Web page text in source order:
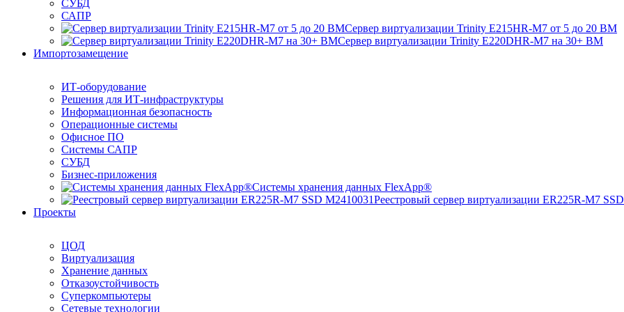
СУБД
САПР
Сервер виртуализации Trinity E215HR-M7 от 5 до 20 ВМ
Сервер виртуализации Trinity E220DHR-M7 на 30+ ВМ
Импортозамещение
ИТ-оборудование
Решения для ИТ-инфраструктуры
Информационная безопасность
Операционные системы
Офисное ПО
Системы САПР
СУБД
Бизнес-приложения
Системы хранения данных FlexApp®
Реестровый сервер виртуализации ER225R-M7
Проекты
ЦОД
Виртуализация
Хранение данных
Отказоустойчивость
Суперкомпьютеры
Сетевые технологии